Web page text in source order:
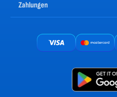
Zahlungen